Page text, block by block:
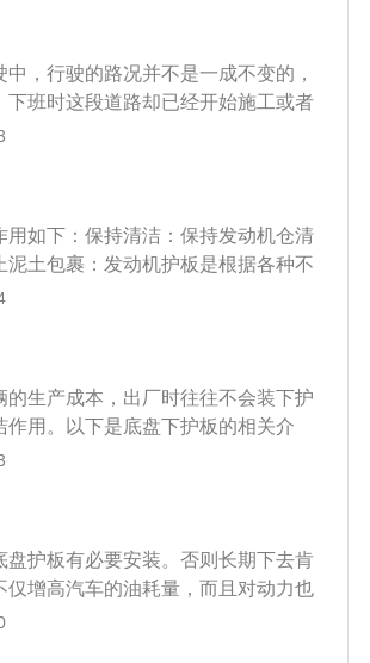
也会影响汽车的散热。
为了防止汽车行驶时轮胎卷起的硬
成影响，但是时间长了会对发动机
发动机。能有效保护发动机舱表面
土，尤其是地面泥土进入发动机
，行驶的路况并不是一成不变的，
班时这段道路却已经开始施工或者
。护板是保护板汽车发动机的板
撞击而造成发动机的损坏，避免出
抛锚。防止汽车在行驶的过程中因
在短时间内不会对发动机产生影
响的。可以有效的保护发动机机仓
上的水啊泥啊特别是地面泥土进入
如下：保持清洁：保持发动机仓清
土包裹：发动机护板是根据各种不
是防止泥土包裹发动机，其次是为
物敲击发动机，因为沙石硬物敲击
设计达到延长发动机使用寿命，避
汽车抛锚。轿车类护板一般都是钢
米左右，首先需要考虑的是防止凹
对发动机产生的影响，但时间长，
生产成本，出厂时往往不会装下护
用。以下是底盘下护板的相关介
增加底盘平整度，降低行驶过程中
下护板常用的材料：底盘下护板常
等。每种材料都有各自的优缺点，
。树脂材料较轻，底盘平整度高。
护板有必要安装。否则长期下去肯
增高汽车的油耗量，而且对动力也
在城市上下班，底盘护板就没有必